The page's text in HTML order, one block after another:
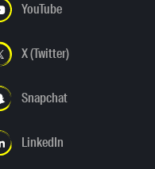
YouTube
X (Twitter)
Snapchat
LinkedIn